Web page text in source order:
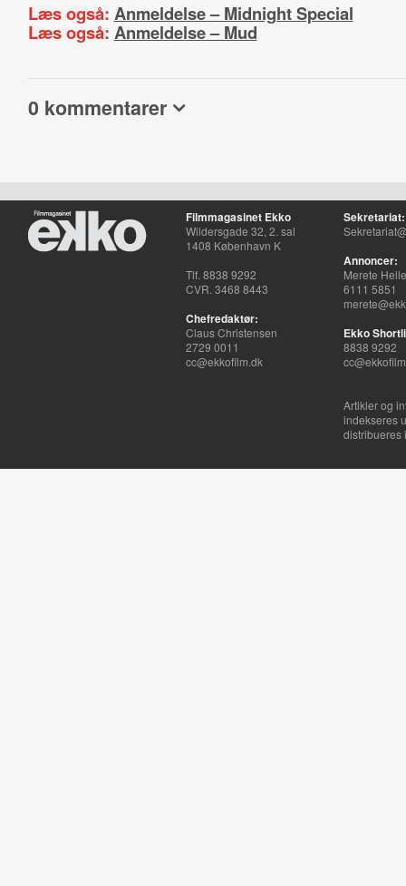
Læs også: Anmeldelse – Midnight Special
Læs også: Anmeldelse – Mud
0 kommentarer
Filmmagasinet Ekko
Wildersgade 32, 2. sal
1408 København K
Tlf. 8838 9292
CVR. 3468 8443
Chefredaktør:
Claus Christensen
2729 0011
cc@ekkofilm.dk
Sekretariat:
Annoncer:
Merete
6111 5851
Ekko
8838 9292
Artikler og
indekseres
distribueres